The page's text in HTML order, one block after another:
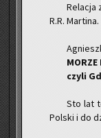
Re­la­cja
R.R. Mar­ti­na.
MORZE
czyli
Sto lat
Pol­ski i do